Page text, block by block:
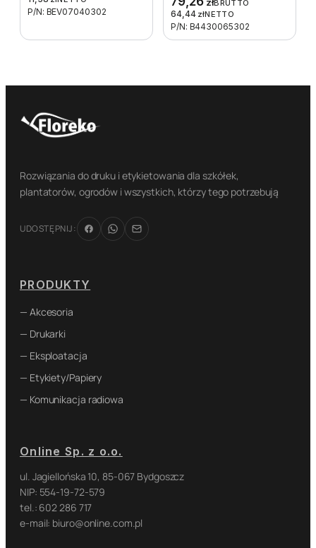
P/N: BEV07040302
BRUTTO
64,44 złNETTO
P/N: B4430065302
Rozwiązania do druku i etykietowania dla szkółek,
plantatorów, ogrodów i wszystkich, którzy tego potrzebują
UDOSTĘPNIJ:
PRODUKTY
— Akcesoria
— Drukarki
— Eksploatacja
— Etykiety/Papiery
— Komunikacja radiowa
Online Sp. z o.o.
ul. Jagiellońska 10, 85-067 Bydgoszcz
NIP: 554-19-72-579
tel.: 602 286 717
e-mail: biuro@online.com.pl